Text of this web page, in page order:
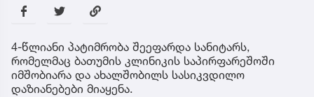
4-წლიანი პატიმრობა შეეფარდა სანიტარს,
რომელმაც ბათუმის კლინიკის საპირფარეშოში
იმშობიარა და ახალშობილს სასიკვდილო
დაზიანებები მიაყენა.